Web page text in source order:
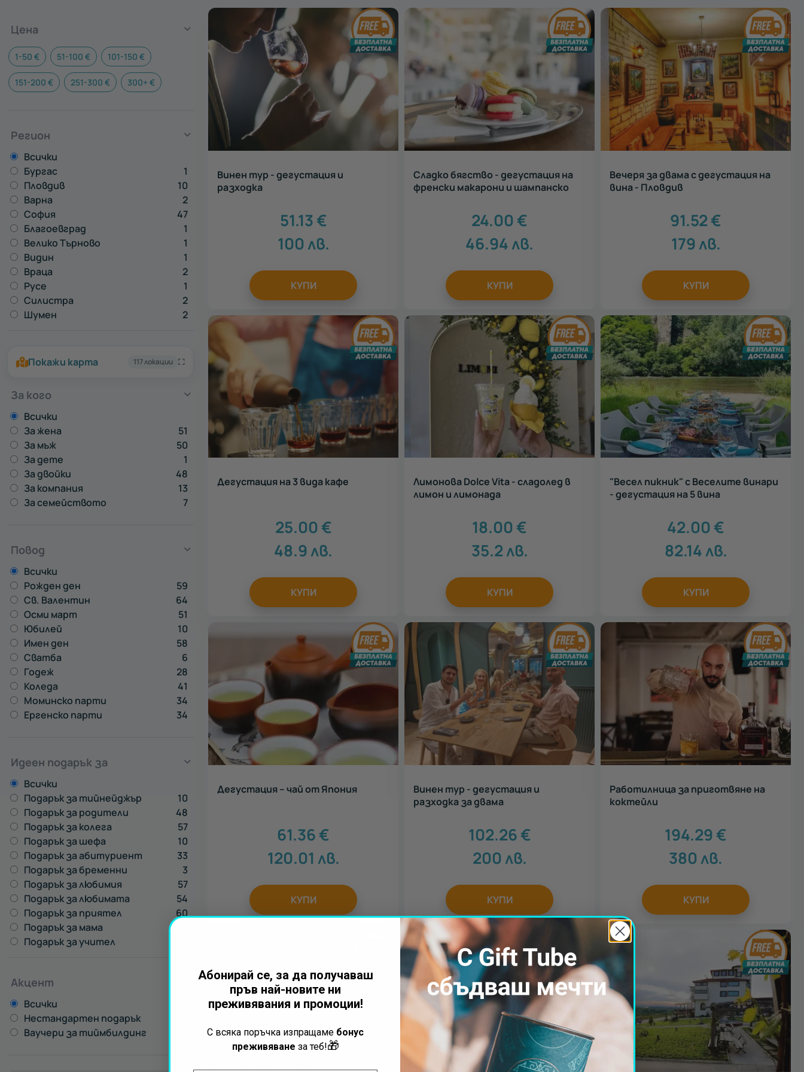
Дегустация
на вино
Цена
1-50 € 51-100 € 101-150 €
151-200 € 251-300 € 300+ €
Регион
Всички
Бургас
1
Пловдив
10
Варна
2
София
47
Благоевград
1
Велико Търново
1
Видин
1
Враца
2
Русе
1
Силистра
2
Шумен
2
Покажи карта 117 локации
За кого
Всички
За жена
51
За мъж
50
За дете
1
За двойки
48
За компания
13
За семейството
7
Повод
Всички
Рожден ден
59
Св. Валентин
64
Осми март
51
Юбилей
10
Имен ден
58
Сватба
6
Годеж
28
Коледа
41
Моминско парти
34
Ергенско парти
34
Идеен подарък за
Всички
Подарък за тийнейджър
10
Подарък за родители
48
Подарък за колега
57
Подарък за шефа
10
Подарък за абитуриент
33
Подарък за бременни
3
Подарък за любимия
57
Подарък за любимата
54
Подарък за приятел
60
Подарък за мама
Подарък за учител
Акцент
Всички
Нестандартен подарък
Ваучери за тиймбилдинг
Винен тур - дегустация и
разходка
51.13€
100лв.
КУПИ
Сладко бягство - дегустация на
френски макарони и шампанско
24.00€
46.94лв.
КУПИ
Вечеря за двама с дегустация на
вина - Пловдив
91.52€
179лв.
КУПИ
Дегустация на 3 вида кафе
25.00€
48.9лв.
КУПИ
Лимонова Dolce Vita - сладолед в
лимон и лимонада
18.00€
35.2лв.
КУПИ
"Весел пикник" с Веселите винари
- дегустация на 5 вина
42.00€
82.14лв.
КУПИ
Дегустация – чай от Япония
61.36€
120.01 лв.
КУПИ
Винен тур - дегустация и
разходка за двама
102.26€
200лв.
КУПИ
Работилница за приготвяне на
коктейли
194.29€
380лв.
КУПИ
Абонирай се, за да получаваш
пръв най-новите ни
преживявания и промоции!
С всяка поръчка изпращаме бонус
преживяване за теб!🎁